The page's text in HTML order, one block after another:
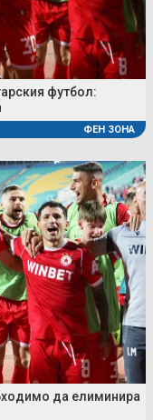
футбол:
ФЕН ЗОНА
да елиминира